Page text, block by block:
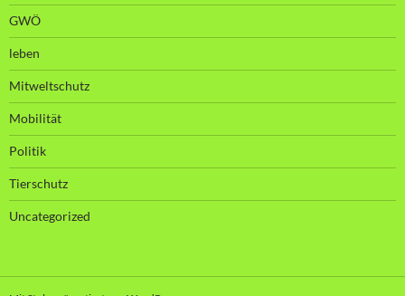
GWÖ
leben
Mitweltschutz
Mobilität
Politik
Tierschutz
Uncategorized